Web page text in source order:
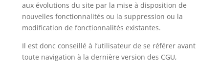
aux évolutions du site par la mise à disposition de
nouvelles fonctionnalités ou la suppression ou la
modification de fonctionnalités existantes.
Il est donc conseillé à l’utilisateur de se référer avant
toute navigation à la dernière version des CGU,